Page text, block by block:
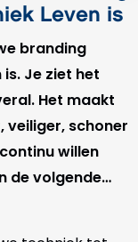
Leven is
branding
Je ziet het
Het maakt
schoner
willen
de volgende…